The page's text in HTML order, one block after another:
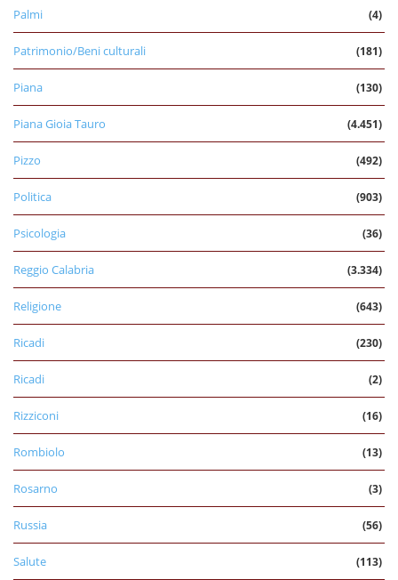
Palmi (4)
Patrimonio/Beni culturali (181)
Piana (130)
Piana Gioia Tauro (4.451)
Pizzo (492)
Politica (903)
Psicologia (36)
Reggio Calabria (3.334)
Religione (643)
Ricadi (230)
Ricadi (2)
Rizziconi (16)
Rombiolo (13)
Rosarno (3)
Russia (56)
Salute (113)